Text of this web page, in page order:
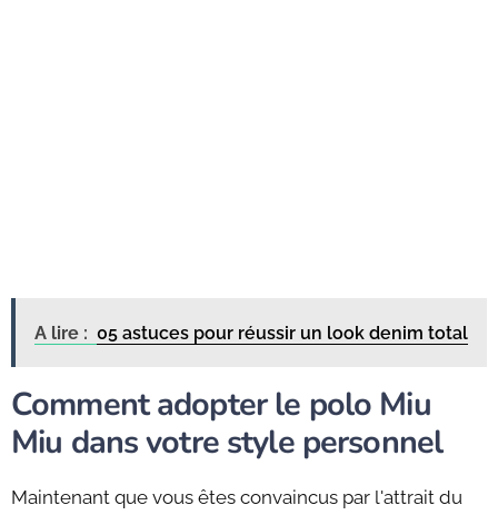
A lire : 05 astuces pour réussir un look denim total
Comment adopter le polo Miu
Miu dans votre style personnel
Maintenant que vous êtes convaincus par l'attrait du